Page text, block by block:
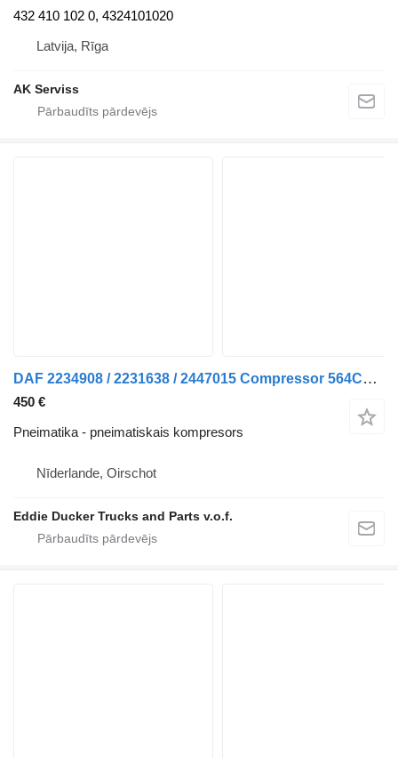
432 410 102 0, 4324101020
Latvija, Rīga
AK Serviss
DAF 2234908 / 2231638 / 2447015 Compressor 564CC MX-11 pneimatiskais kompresors paredzēts vilcēja
450 €
Pneimatika - pneimatiskais kompresors
Nīderlande, Oirschot
Eddie Ducker Trucks and Parts v.o.f.